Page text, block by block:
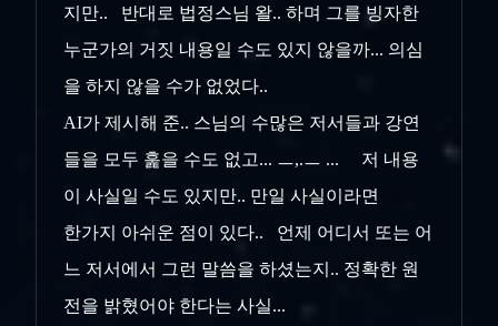
지만.. 반대로 법정스님 왈.. 하며 그를 빙자한
누군가의 거짓 내용일 수도 있지 않을까... 의심
을 하지 않을 수가 없었다..
AI가 제시해 준.. 스님의 수많은 저서들과 강연
들을 모두 훑을 수도 없고... ㅡ,.ㅡ ... 저 내용
이 사실일 수도 있지만.. 만일 사실이라면
한가지 아쉬운 점이 있다.. 언제 어디서 또는 어
느 저서에서 그런 말씀을 하셨는지.. 정확한 원
전을 밝혔어야 한다는 사실...